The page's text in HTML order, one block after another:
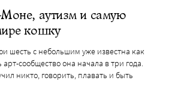
аутизм и самую
кошку
шесть с небольшим уже известна как
сообщество она начала в три года.
никто, говорить, плавать и быть